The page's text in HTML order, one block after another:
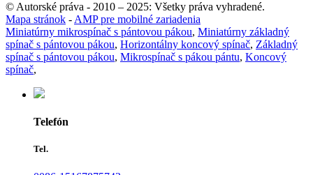
© Autorské práva - 2010 – 2025: Všetky práva vyhradené.
Mapa stránok - AMP pre mobilné zariadenia
Miniatúrny mikrospínač s pántovou pákou, Miniatúrny základný
spínač s pántovou pákou, Horizontálny koncový spínač, Základný
spínač s pántovou pákou, Mikrospínač s pákou pántu, Koncový
spínač,
Telefón
Tel.